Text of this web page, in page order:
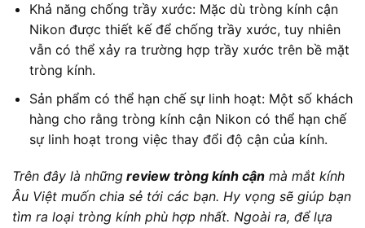
Khả năng chống trầy xước: Mặc dù tròng kính cận
Nikon được thiết kế để chống trầy xước, tuy nhiên
vẫn có thể xảy ra trường hợp trầy xước trên bề mặt
tròng kính.
Sản phẩm có thể hạn chế sự linh hoạt: Một số khách
hàng cho rằng tròng kính cận Nikon có thể hạn chế
sự linh hoạt trong việc thay đổi độ cận của kính.
Trên đây là những review tròng kính cận mà mắt kính
Âu Việt muốn chia sẻ tới các bạn. Hy vọng sẽ giúp bạn
tìm ra loại tròng kính phù hợp nhất. Ngoài ra, để lựa